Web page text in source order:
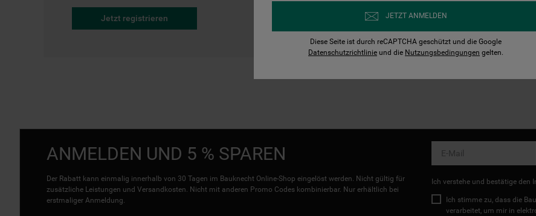
Jetzt registrieren
ANMELDEN UND 5 % SPAREN
Der Rabatt kann einmalig innerhalb von 30 Tagen im Bauknecht Online-Shop eingelöst werden. Nicht gültig für
zusätzliche Leistungen und Versandkosten. Nicht mit anderen Promo Codes kombinierbar. Nur erhältlich bei
erstmaliger Anmeldung.
Ich verstehe und bestätige den
Ich stimme zu, dass die
verarbeitet, um mir in
JETZT ANMELDEN
Diese Seite ist durch reCAPTCHA geschützt und die Google
Datenschutzrichtlinie und die Nutzungsbedingungen gelten.